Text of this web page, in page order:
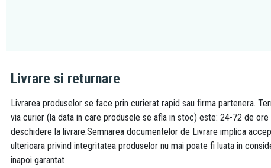
Livrare si returnare
Livrarea produselor se face prin curierat rapid sau firma partenera.
via curier (la data in care produsele se afla in stoc) este: 24-72 de
deschidere la livrare.Semnarea documentelor de Livrare implica
ulterioara privind integritatea produselor nu mai poate fi luata in
inapoi garantat